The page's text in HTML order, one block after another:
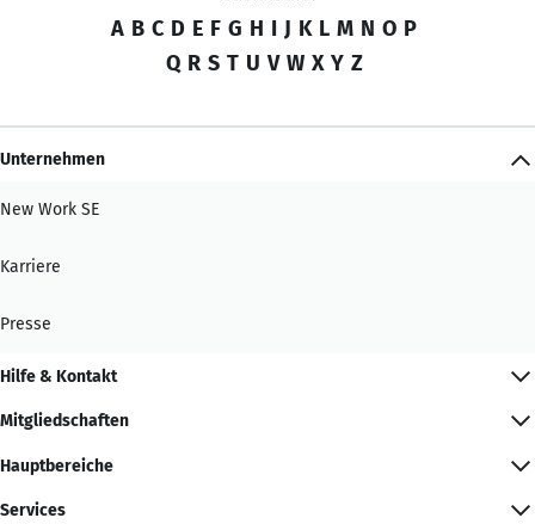
A B C D E F G H I J K L M N O P
Q R S T U V W X Y Z
Unternehmen
New Work SE
Karriere
Presse
Hilfe & Kontakt
Mitgliedschaften
Hauptbereiche
Services